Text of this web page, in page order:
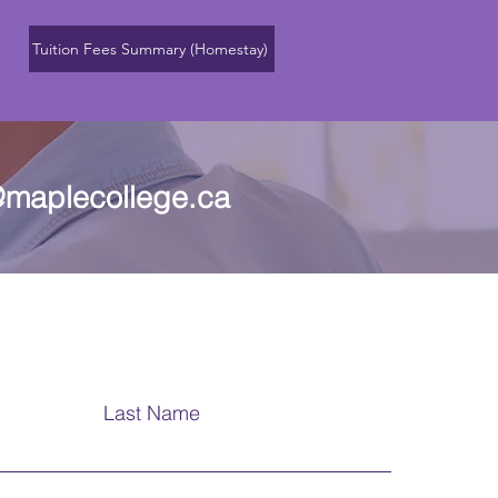
Tuition Fees Summary (Homestay)
Last Name